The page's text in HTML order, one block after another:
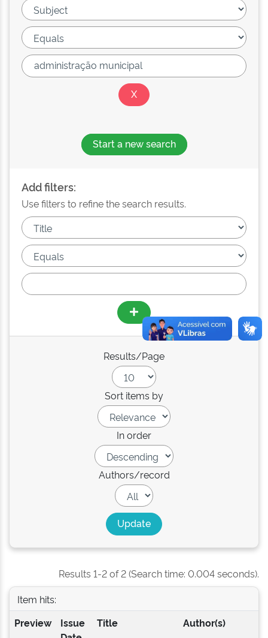
Start a new search
Add filters:
Use filters to refine the search results.
Results/Page
Sort items by
In order
Authors/record
Results 1-2 of 2 (Search time: 0.004 seconds).
Item hits:
Preview
Issue
Title Author(s)